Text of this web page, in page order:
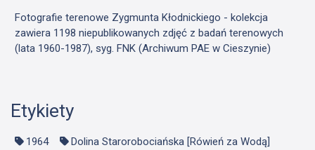
Fotografie terenowe Zygmunta Kłodnickiego - kolekcja
zawiera 1198 niepublikowanych zdjęć z badań terenowych
(lata 1960-1987), syg. FNK (Archiwum PAE w Cieszynie)
Etykiety
1964
Dolina Starorobociańska [Rówień za Wodą]